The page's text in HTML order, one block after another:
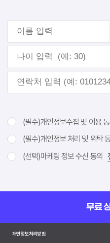
(필수)개인정보수집 및 이용 동
(필수)개인정보 처리 및 위탁
(선택)마케팅 정보 수신 동의
무료
개인정보처리방침